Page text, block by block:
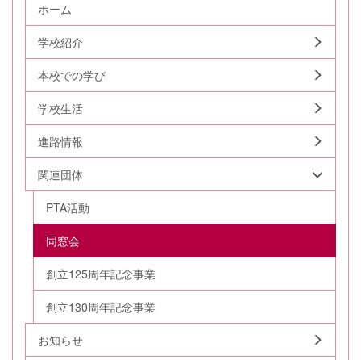
ホーム
学校紹介
本校での学び
学校生活
進路情報
関連団体
PTA活動
同窓会
創立125周年記念事業
創立130周年記念事業
お知らせ